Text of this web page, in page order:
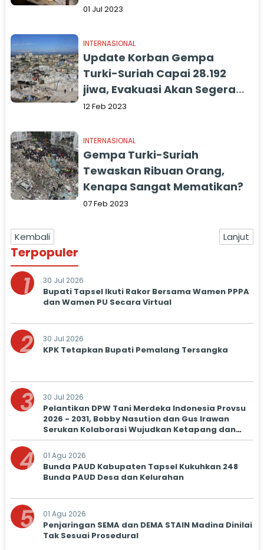
01 Jul 2023
INTERNASIONAL
Update Korban Gempa
Turki-Suriah Capai 28.192
jiwa, Evakuasi Akan Segera
Dihentikan
12 Feb 2023
INTERNASIONAL
Gempa Turki-Suriah
Tewaskan Ribuan Orang,
Kenapa Sangat Mematikan?
07 Feb 2023
Kembali Lanjut
Terpopuler
1 30 Jul 2026
Bupati Tapsel Ikuti Rakor Bersama Wamen PPPA
dan Wamen PU Secara Virtual
2 30 Jul 2026
KPK Tetapkan Bupati Pemalang Tersangka
3 30 Jul 2026
Pelantikan DPW Tani Merdeka Indonesia Provsu
2026 - 2031, Bobby Nasution dan Gus Irawan
Serukan Kolaborasi Wujudkan Ketapang dan
Kesejahteraan Petani
4 01 Agu 2026
Bunda PAUD Kabupaten Tapsel Kukuhkan 248
Bunda PAUD Desa dan Kelurahan
5 01 Agu 2026
Penjaringan SEMA dan DEMA STAIN Madina Dinilai
Tak Sesuai Prosedural